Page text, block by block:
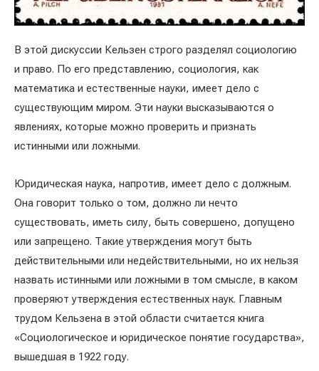
В этой дискуссии Кельзен строго разделял социологию
и право. По его представлению, социология, как
математика и естественные науки, имеет дело с
существующим миром. Эти науки высказываются о
явлениях, которые можно проверить и признать
истинными или ложными.
Юридическая наука, напротив, имеет дело с должным.
Она говорит только о том, должно ли нечто
существовать, иметь силу, быть совершено, допущено
или запрещено. Такие утверждения могут быть
действительными или недействительными, но их нельзя
назвать истинными или ложными в том смысле, в каком
проверяют утверждения естественных наук. Главным
трудом Кельзена в этой области считается книга
«Социологическое и юридическое понятие государства»,
вышедшая в 1922 году.